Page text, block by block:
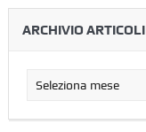
ARCHIVIO ARTICOLI